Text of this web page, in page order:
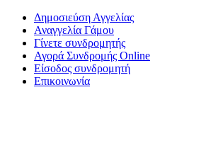
Δημοσιεύση Αγγελίας
Αναγγελία Γάμου
Γίνετε συνδρομητής
Αγορά Συνδρομής Online
Είσοδος συνδρομητή
Επικοινωνία